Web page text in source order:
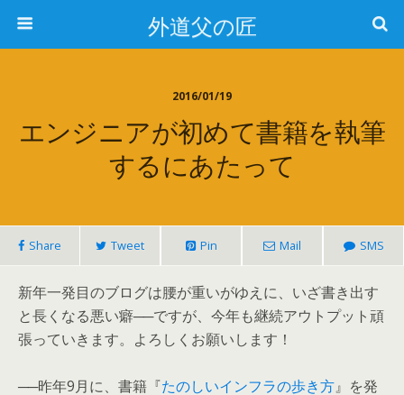
外道父の匠
2016/01/19
エンジニアが初めて書籍を執筆
するにあたって
Share Tweet Pin Mail SMS
新年一発目のブログは腰が重いがゆえに、いざ書き出す
と長くなる悪い癖──ですが、今年も継続アウトプット頑
張っていきます。よろしくお願いします！
──昨年9月に、書籍『たのしいインフラの歩き方』を発